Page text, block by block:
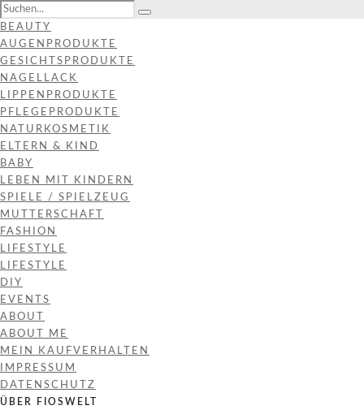
BEAUTY
AUGENPRODUKTE
GESICHTSPRODUKTE
NAGELLACK
LIPPENPRODUKTE
PFLEGEPRODUKTE
NATURKOSMETIK
ELTERN & KIND
BABY
LEBEN MIT KINDERN
SPIELE / SPIELZEUG
MUTTERSCHAFT
FASHION
LIFESTYLE
LIFESTYLE
DIY
EVENTS
ABOUT
ABOUT ME
MEIN KAUFVERHALTEN
IMPRESSUM
DATENSCHUTZ
ÜBER FIOSWELT